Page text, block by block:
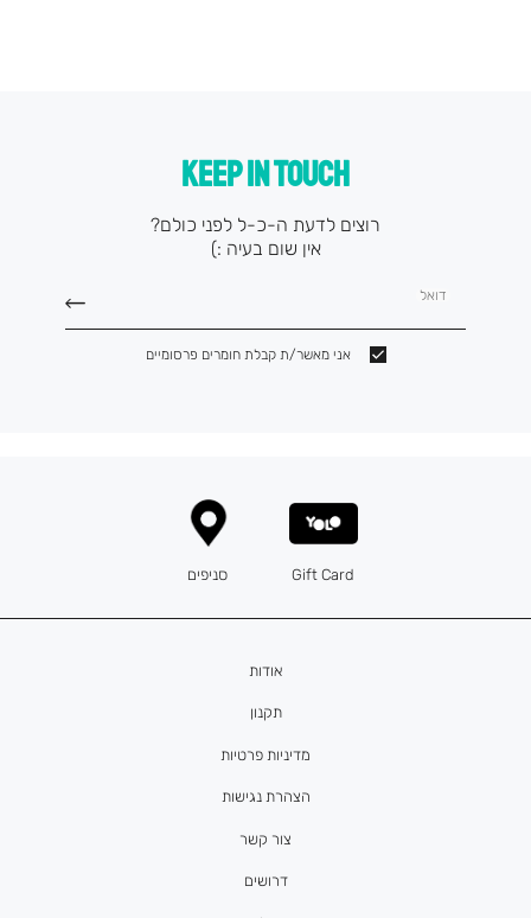
KEEP IN TOUCH
רוצים לדעת ה-כ-ל לפני כולם?
אין שום בעיה :)
דואל
אני מאשר/ת קבלת חומרים פרסומיים
אודות
תקנון
מדיניות פרטיות
הצהרת נגישות
צור קשר
דרושים
Gift Card סניפים